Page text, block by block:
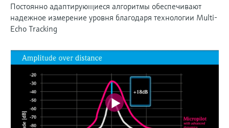
Постоянно адаптирующиеся алгоритмы обеспечивают
надежное измерение уровня благодаря технологии Multi-
Echo Tracking